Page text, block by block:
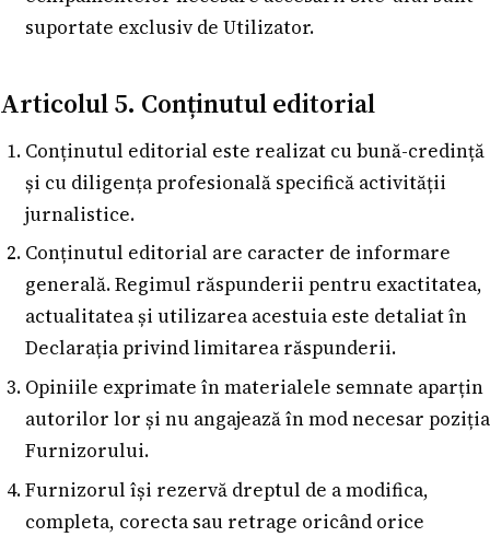
suportate exclusiv de Utilizator.
Articolul 5. Conținutul editorial
Conținutul editorial este realizat cu bună-credință
și cu diligența profesională specifică activității
jurnalistice.
Conținutul editorial are caracter de informare
generală. Regimul răspunderii pentru exactitatea,
actualitatea și utilizarea acestuia este detaliat în
Declarația privind limitarea răspunderii.
Opiniile exprimate în materialele semnate aparțin
autorilor lor și nu angajează în mod necesar poziția
Furnizorului.
Furnizorul își rezervă dreptul de a modifica,
completa, corecta sau retrage oricând orice